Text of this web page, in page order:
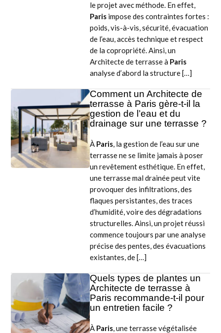
le projet avec méthode. En effet,
Paris impose des contraintes fortes :
poids, vis-à-vis, sécurité, évacuation
de l’eau, accès technique et respect
de la copropriété. Ainsi, un
Architecte de terrasse à Paris
analyse d’abord la structure […]
Comment un Architecte de
terrasse à Paris gère-t-il la
gestion de l’eau et du
drainage sur une terrasse ?
À Paris, la gestion de l’eau sur une
terrasse ne se limite jamais à poser
un revêtement esthétique. En effet,
une terrasse mal drainée peut vite
provoquer des infiltrations, des
flaques persistantes, des traces
d’humidité, voire des dégradations
structurelles. Ainsi, un projet réussi
commence toujours par une analyse
précise des pentes, des évacuations
existantes, de […]
Quels types de plantes un
Architecte de terrasse à
Paris recommande-t-il pour
un entretien facile ?
À Paris, une terrasse végétalisée